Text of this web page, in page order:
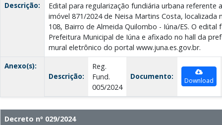
Descrição:
Edital para regularização fundiária urbana referente
imóvel 871/2024 de Neisa Martins Costa, localizada
108, Bairro de Almeida Quilombo - Iúna/ES. O edital
Prefeitura Municipal de Iúna e afixado no hall da
mural eletrônico do portal www.juna.es.gov.br.
Anexo(s):
Descrição:
Reg.
Fund.
005/2024
Documento: Download
Decreto nº 029/2024